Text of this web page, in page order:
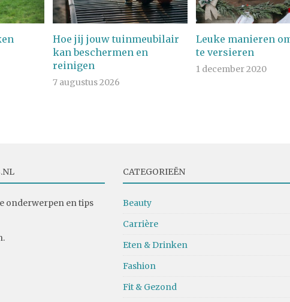
Hoe jij jouw tuinmeubilair
kan beschermen en
reinigen
7 augustus 2026
Leuke manieren
te versieren
1 december 2020
onderwerpen en tips
CATEGORIEËN
Beauty
Carrière
Eten & Drinken
Fashion
Fit & Gezond